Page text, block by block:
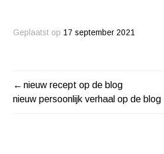
Geplaatst op 17 september 2021
BERICHT
nieuw recept op de blog
nieuw persoonlijk verhaal op de blog